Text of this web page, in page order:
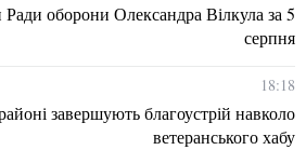
оборони Олександра Вілкула за 5
серпня
18:18
завершують благоустрій навколо
ветеранського хабу